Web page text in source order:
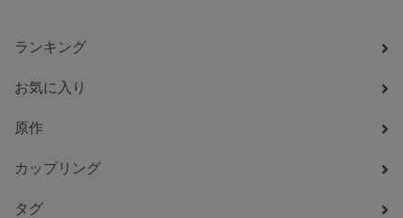
ランキング
お気に入り
原作
カップリング
タグ